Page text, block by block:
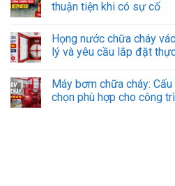
thuận tiện khi có sự cố
Họng nước chữa cháy
lý và yêu cầu lắp đặt
Máy bơm chữa cháy:
chọn phù hợp cho công